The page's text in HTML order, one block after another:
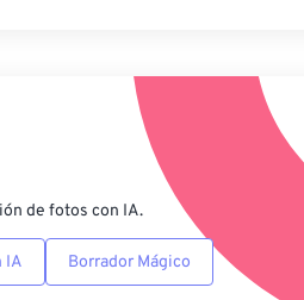
Aplicar desde el ajuste
Guardar como preestablecido
de fotos con IA.
IA Borrador Mágico